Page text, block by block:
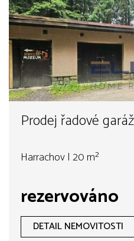
Prodej řadové
Harrachov | 20 m²
rezervováno
DETAIL NEMOVITOSTI